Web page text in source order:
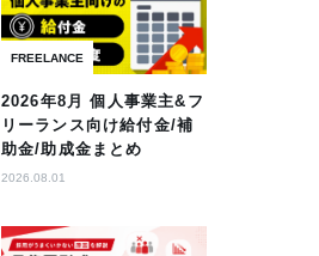
FREELANCE
2026年8月 個人事業主&フ
リーランス向け給付金/補
助金/助成金まとめ
2026.08.01